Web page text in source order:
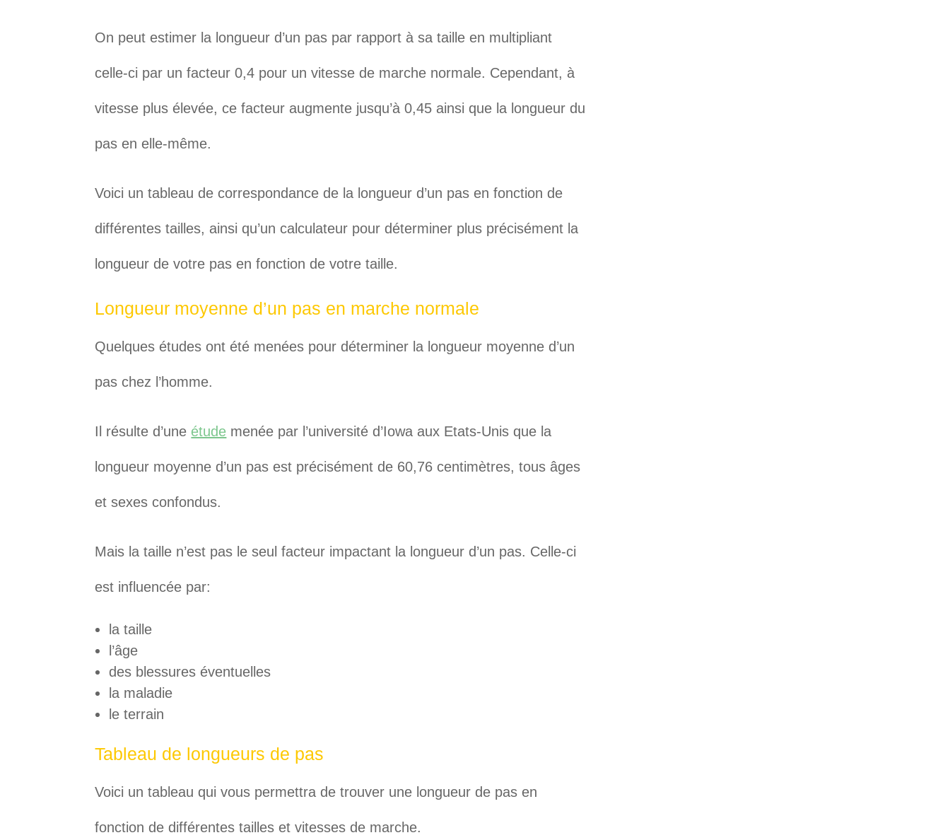
On peut estimer la longueur d’un pas par rapport à sa taille en multipliant
celle-ci par un facteur 0,4 pour un vitesse de marche normale. Cependant, à
vitesse plus élevée, ce facteur augmente jusqu’à 0,45 ainsi que la longueur du
pas en elle-même.
Voici un tableau de correspondance de la longueur d’un pas en fonction de
différentes tailles, ainsi qu’un calculateur pour déterminer plus précisément la
longueur de votre pas en fonction de votre taille.
Longueur moyenne d’un pas en marche normale
Quelques études ont été menées pour déterminer la longueur moyenne d’un
pas chez l’homme.
Il résulte d’une étude menée par l’université d’Iowa aux Etats-Unis que la
longueur moyenne d’un pas est précisément de 60,76 centimètres, tous âges
et sexes confondus.
Mais la taille n’est pas le seul facteur impactant la longueur d’un pas. Celle-ci
est influencée par:
la taille
l’âge
des blessures éventuelles
la maladie
le terrain
Tableau de longueurs de pas
Voici un tableau qui vous permettra de trouver une longueur de pas en
fonction de différentes tailles et vitesses de marche.